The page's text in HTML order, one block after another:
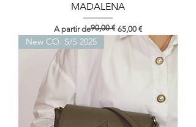
MADALENA
A partir de
Preço normal90,00 € 65,00 €
Preço promocional
New CO. S/S 2025